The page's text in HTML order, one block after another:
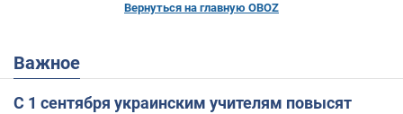
Вернуться на главную OBOZ
Важное
С 1 сентября украинским учителям повысят